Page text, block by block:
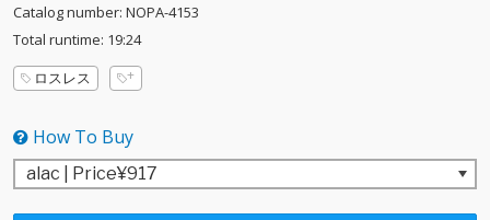
Catalog number: NOPA-4153
Total runtime: 19:24
ロスレス
How To Buy